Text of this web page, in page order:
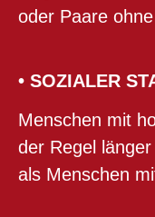
oder Paare
• SOZIALER
Menschen mit
der Regel
als Menschen